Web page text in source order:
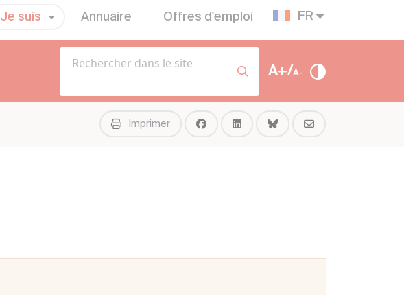
Je suis Annuaire Offres d'emploi FR
A+/A-
Imprimer